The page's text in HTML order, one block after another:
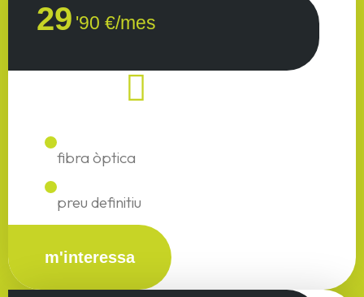
29 '90 €/mes
fibra òptica
preu definitiu
m'interessa